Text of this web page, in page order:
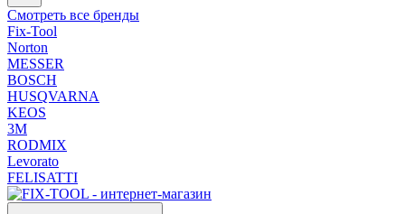
Смотреть все бренды
Fix-Tool
Norton
MESSER
BOSCH
HUSQVARNA
KEOS
3М
RODMIX
Levorato
FELISATTI